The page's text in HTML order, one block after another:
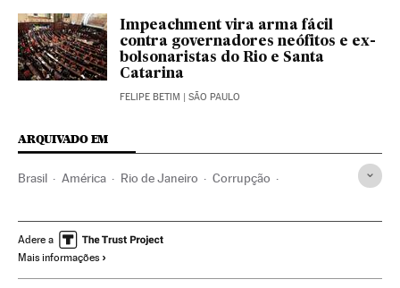
Impeachment vira arma fácil
contra governadores neófitos e ex-
bolsonaristas do Rio e Santa
Catarina
FELIPE BETIM | SÃO PAULO
ARQUIVADO EM
Brasil América Rio de Janeiro Corrupção
Jair Bolsonaro Destituições políticas
Adere a
Mais informações